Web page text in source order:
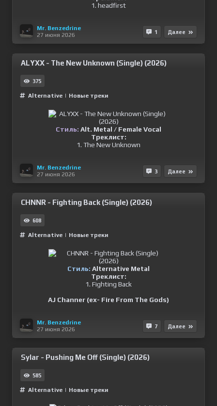
1. headfirst
Mr. Benzedrine
27 июня 2026
1 Далее
ALYXX - The New Unknown (Single) (2026)
375
Alternative | Новые треки
Стиль: Alt. Metal / Female Vocal
Треклист:
1. The New Unknown
Mr. Benzedrine
27 июня 2026
3 Далее
CHNNR - Fighting Back (Single) (2026)
608
Alternative | Новые треки
Стиль: Alternative Metal
Треклист:
1. Fighting Back
AJ Channer (ex- Fire From The Gods)
Mr. Benzedrine
27 июня 2026
7 Далее
Sylar - Pushing Me Off (Single) (2026)
585
Alternative | Новые треки